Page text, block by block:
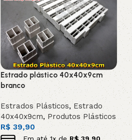
Estrado plástico 40x40x9cm
branco
Estrados Plásticos,Estrado
40x40x9cm, Produtos Plásticos
R$ 39,90
Em até1x deR$ 39,90